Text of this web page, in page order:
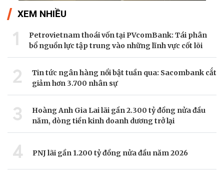
XEM NHIỀU
1
Petrovietnam thoái vốn tại PVcomBank: Tái phân
bổ nguồn lực tập trung vào những lĩnh vực cốt lõi
2
Tin tức ngân hàng nổi bật tuần qua: Sacombank cắt
giảm hơn 3.700 nhân sự
3
Hoàng Anh Gia Lai lãi gần 2.300 tỷ đồng nửa đầu
năm, dòng tiền kinh doanh dương trở lại
4 PNJ lãi gần 1.200 tỷ đồng nửa đầu năm 2026